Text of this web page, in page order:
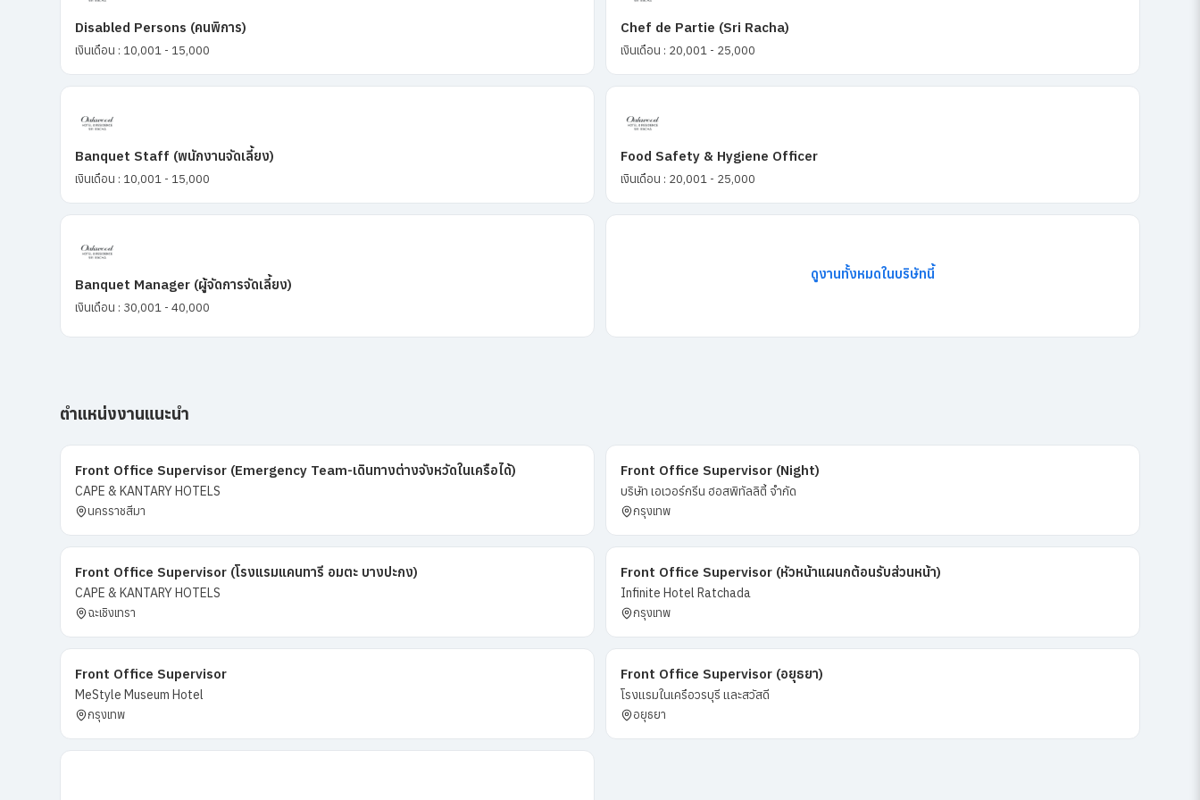
Disabled Persons (คนพิการ)
เงินเดือน : 10,001 - 15,000
Chef de Partie (Sri Racha)
เงินเดือน : 20,001 - 25,000
Banquet Staff (พนักงานจัดเลี้ยง)
เงินเดือน : 10,001 - 15,000
Food Safety & Hygiene Officer
เงินเดือน : 20,001 - 25,000
Banquet Manager (ผู้จัดการจัดเลี้ยง)
เงินเดือน : 30,001 - 40,000
ดูงานทั้งหมดในบริษัทนี้
ตำแหน่งงานแนะนำ
Front Office Supervisor (Emergency Team-เดินทางต่างจังหวัดในเครือได้)
CAPE & KANTARY HOTELS
นครราชสีมา
Front Office Supervisor (Night)
บริษัท เอเวอร์กรีน ฮอสพิทัลลิตี้ จำกัด
กรุงเทพ
Front Office Supervisor (โรงแรมแคนทารี อมตะ บางปะกง)
CAPE & KANTARY HOTELS
ฉะเชิงเทรา
Front Office Supervisor (หัวหน้าแผนกต้อนรับส่วนหน้า)
Infinite Hotel Ratchada
กรุงเทพ
Front Office Supervisor
MeStyle Museum Hotel
กรุงเทพ
Front Office Supervisor (อยุธยา)
โรงแรมในเครือวรบุรี และสวัสดี
อยุธยา